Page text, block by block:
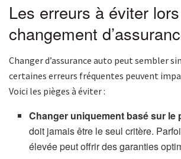
Les erreurs à éviter
changement
Changer d’assurance auto peut sembler
certaines erreurs fréquentes peuvent
Voici les pièges à éviter :
Changer uniquement basé sur le
doit jamais être le seul critère.
élevée peut offrir des garanties